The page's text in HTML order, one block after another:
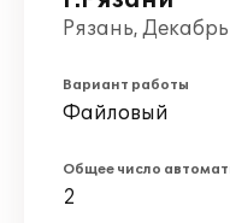
Рязань,
Вариант работы
Файловый
Общее число
2